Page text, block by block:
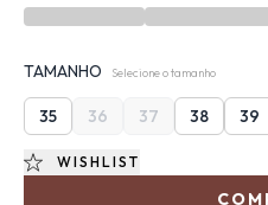
TAMANHO Selecione o tamanho
35 36 37 38 39
WISHLIST